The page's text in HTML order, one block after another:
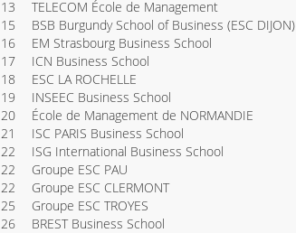
13
TELECOM École de Management
15
BSB Burgundy School of Business (ESC DIJON)
16
EM Strasbourg Business School
17
ICN Business School
18
ESC LA ROCHELLE
19
INSEEC Business School
20
École de Management de NORMANDIE
21
ISC PARIS Business School
22
ISG International Business School
22
Groupe ESC PAU
22
Groupe ESC CLERMONT
25
Groupe ESC TROYES
26
BREST Business School